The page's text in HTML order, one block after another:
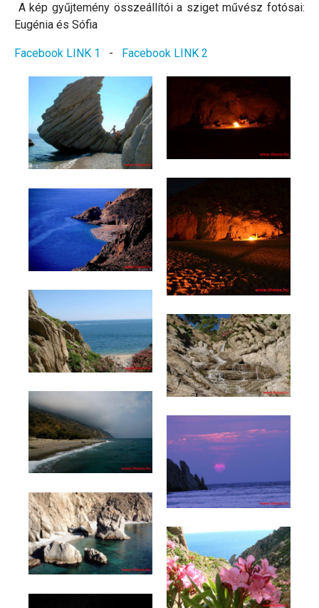
A kép gyűjtemény összeállítói a sziget művész fotósai:
Eugénia és Sófia
Facebook LINK 1 - Facebook LINK 2